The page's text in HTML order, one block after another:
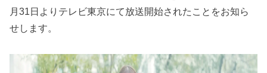
月31日よりテレビ東京にて放送開始されたことをお知ら
せします。